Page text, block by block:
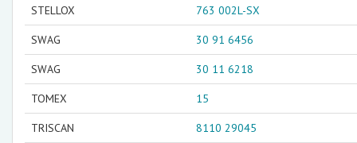
STELLOX 763 002L-SX
SWAG 30 91 6456
SWAG 30 11 6218
TOMEX 15
TRISCAN 8110 29045